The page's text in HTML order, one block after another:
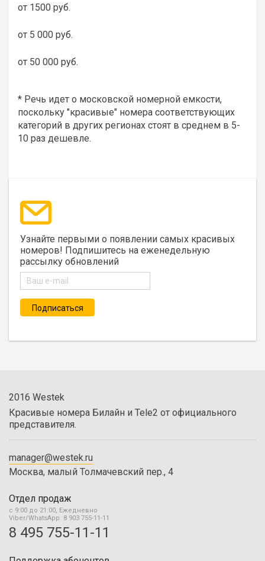
от 1500 руб.
от 5 000 руб.
от 50 000 руб.
* Речь идет о московской номерной емкости,
поскольку "красивые" номера соответствующих
категорий в других регионах стоят в среднем в 5-
10 раз дешевле.
Узнайте первыми о появлении самых красивых
номеров! Подпишитесь на еженедельную
рассылку обновлений
2016 Westek
Красивые номера Билайн и Tele2 от официального
представителя.
manager@westek.ru
Москва, малый Толмачевский пер., 4
Отдел продаж
с 9:00 до 21:00, Ежедневно
Viber/WhatsApp: 8 903 755-11-11
8 495 755-11-11